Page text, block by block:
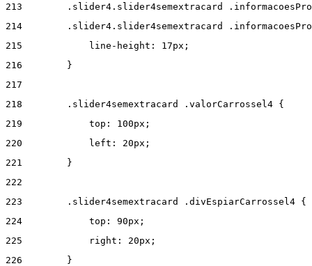
213
.slider4.slider4semextracard
214
.slider4.slider4semextracard
215
            line-height: 17px;
216
        }
217
218
        .slider4semextracard .valorCarrossel4 {
219
            top: 100px;
220
            left: 20px;
221
        }
222
223
        .slider4semextracard .divEspiarCarrossel4 {
224
            top: 90px;
225
            right: 20px;
226
        }